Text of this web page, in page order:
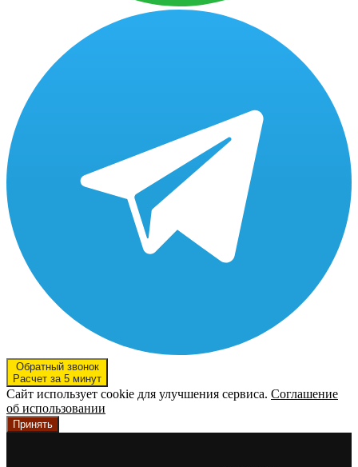
Обратный звонок
Расчет за 5 минут
Сайт использует cookie для улучшения сервиса. Соглашение
об использовании
Принять